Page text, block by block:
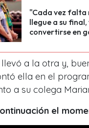
"Cada vez falta
llegue a su
convertirse en
llevó a la otra y,
ella en el
a su colega
el